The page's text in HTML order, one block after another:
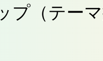
プ（テー